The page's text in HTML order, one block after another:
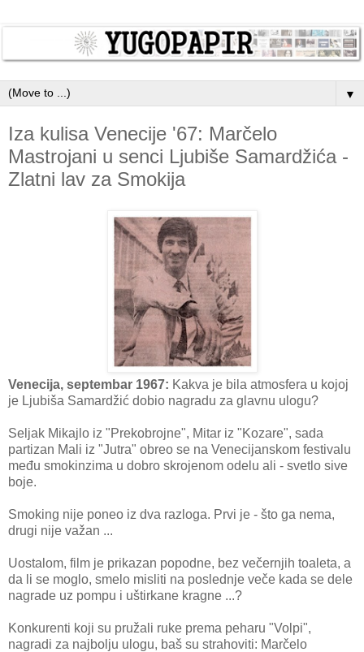
▼
Iza kulisa Venecije '67: Marčelo
Mastrojani u senci Ljubiše Samardžića -
Zlatni lav za Smokija
Venecija, septembar 1967: Kakva je bila atmosfera u kojoj
je Ljubiša Samardžić dobio nagradu za glavnu ulogu?
Seljak Mikajlo iz "Prekobrojne", Mitar iz "Kozare", sada
partizan Mali iz "Jutra" obreo se na Venecijanskom festivalu
među smokinzima u dobro skrojenom odelu ali - svetlo sive
boje.
Smoking nije poneo iz dva razloga. Prvi je - što ga nema,
drugi nije važan ...
Uostalom, film je prikazan popodne, bez večernjih toaleta, a
da li se moglo, smelo misliti na poslednje veče kada se dele
nagrade uz pompu i uštirkane kragne ...?
Konkurenti koji su pružali ruke prema peharu "Volpi",
nagradi za najbolju ulogu, baš su strahoviti: Marčelo